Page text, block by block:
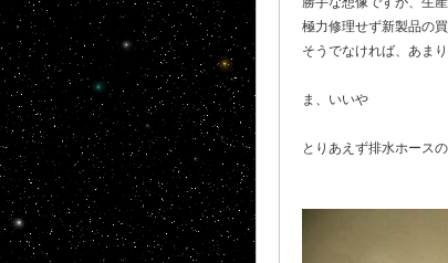
極力修理せず新製品の
そうでなければ、あま
ま、いいや
とりあえず排水ホース